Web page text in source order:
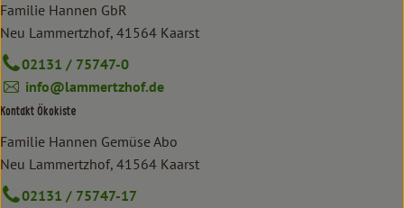
Familie Hannen GbR
Neu Lammertzhof, 41564 Kaarst
02131 / 75747-0
info@lammertzhof.de
Kontakt Ökokiste
Familie Hannen Gemüse Abo
Neu Lammertzhof, 41564 Kaarst
02131 / 75747-17